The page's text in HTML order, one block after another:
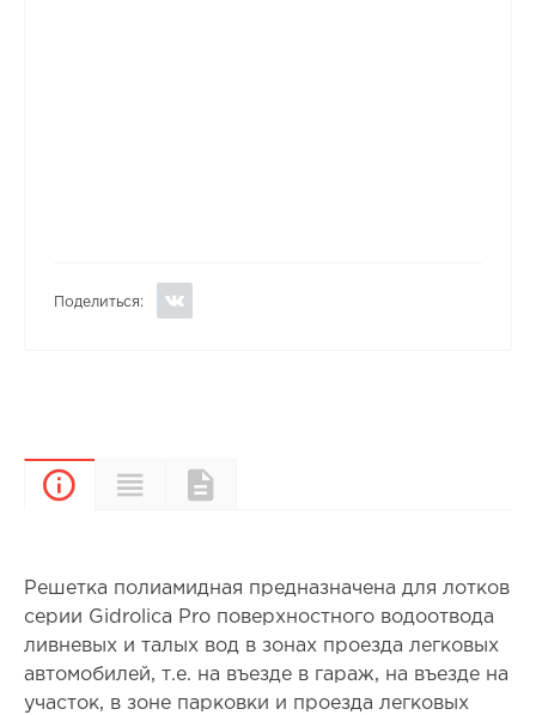
Поделиться:
ОписаниеХарактеристики
Решетка полиамидная предназначена для лотков
серии Gidrolica Pro поверхностного водоотвода
ливневых и талых вод в зонах проезда легковых
автомобилей, т.е. на въезде в гараж, на въезде на
участок, в зоне парковки и проезда легковых